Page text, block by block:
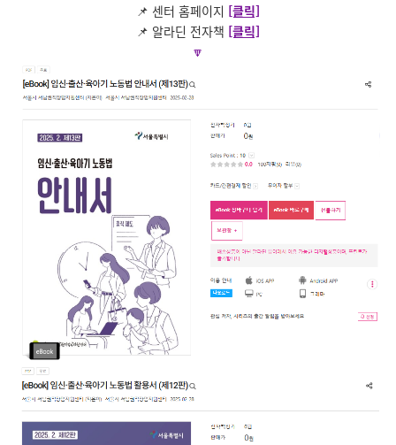
📌 센터 홈페이지 [클릭]
📌 알라딘 전자책 [클릭]
🔽